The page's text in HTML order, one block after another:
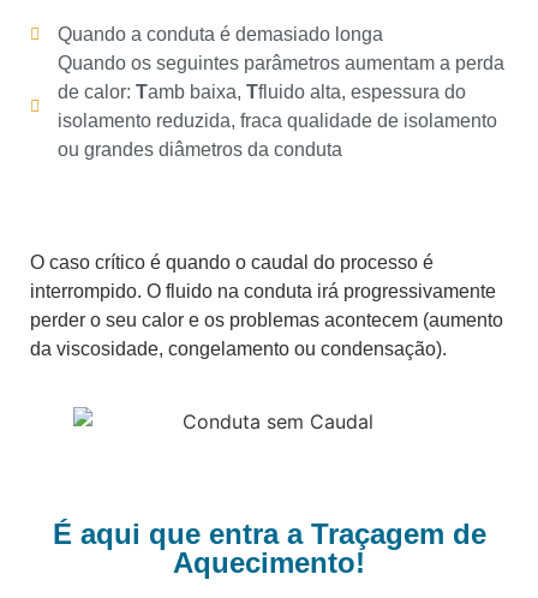
Quando a conduta é demasiado longa
Quando os seguintes parâmetros aumentam a perda
de calor: Tamb baixa, Tfluido alta, espessura do
isolamento reduzida, fraca qualidade de isolamento
ou grandes diâmetros da conduta
O caso crítico é quando o caudal do processo é
interrompido. O fluido na conduta irá progressivamente
perder o seu calor e os problemas acontecem (aumento
da viscosidade, congelamento ou condensação).
É aqui que entra a Traçagem de
Aquecimento!